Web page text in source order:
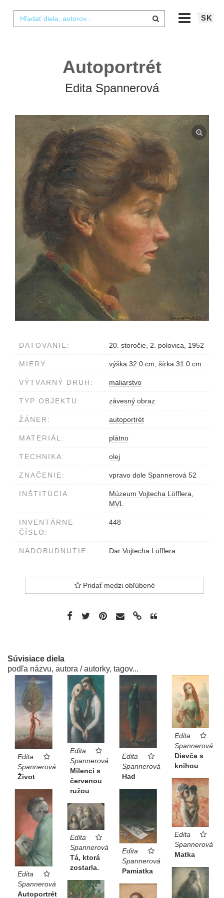
SK
Autoportrét
Edita Spannerová
DATOVANIE: 20. storočie, 2. polovica, 1952
MIERY: výška 32.0 cm, šírka 31.0 cm
VÝTVARNÝ DRUH: maliarstvo
TYP OBJEKTU: závesný obraz
ŽÁNER: autoportrét
MATERIÁL: plátno
TECHNIKA: olej
ZNAČENIE: vpravo dole Spannerová 52
INŠTITÚCIA:
Múzeum Vojtecha Löfflera,
MVL
INVENTÁRNE
ČÍSLO:
448
NADOBUDNUTIE: Dar Vojtecha Löfflera
Pridať medzi obľúbené
Súvisiace diela
podľa názvu, autora / autorky, tagov...
Edita
Spannerová
Život
Edita
Spannerová
Milenci s
červenou
ružou
Edita
Spannerová
Had
Edita
Spannerová
Dievča s
knihou
Edita
Spannerová
Matka
Edita
Spannerová
Pamiatka
Edita
Spannerová
Autoportrét
Edita
Spannerová
Tá, ktorá
zostarla.